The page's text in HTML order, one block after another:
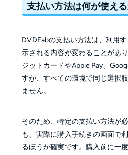
支払い方法は何が使え
DVDFabの支払い方法は、利用
示される内容が変わることがあ
ジットカードやApple Pay、
すが、すべての環境で同じ選択
ません。
そのため、特定の支払い方法が
も、実際に購入手続きの画面で
るほうが確実です。購入前に一